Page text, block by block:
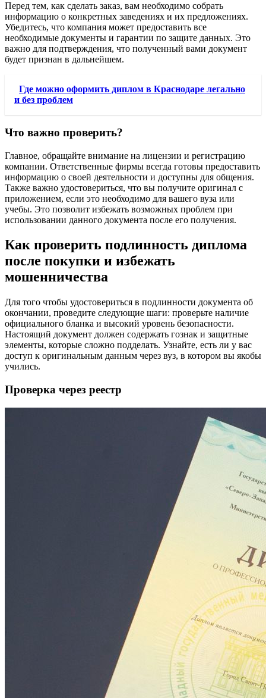
Перед тем, как сделать заказ, вам необходимо собрать
информацию о конкретных заведениях и их предложениях.
Убедитесь, что компания может предоставить все
необходимые документы и гарантии по защите данных. Это
важно для подтверждения, что полученный вами документ
будет признан в дальнейшем.
Где можно оформить диплом в Краснодаре легально
и без проблем
Что важно проверить?
Главное, обращайте внимание на лицензии и регистрацию
компании. Ответственные фирмы всегда готовы предоставить
информацию о своей деятельности и доступны для общения.
Также важно удостовериться, что вы получите оригинал с
приложением, если это необходимо для вашего вуза или
учебы. Это позволит избежать возможных проблем при
использовании данного документа после его получения.
Как проверить подлинность диплома
после покупки и избежать
мошенничества
Для того чтобы удостовериться в подлинности документа об
окончании, проведите следующие шаги: проверьте наличие
официального бланка и высокий уровень безопасности.
Настоящий документ должен содержать гознак и защитные
элементы, которые сложно подделать. Узнайте, есть ли у вас
доступ к оригинальным данным через вуз, в котором вы якобы
учились.
Проверка через реестр